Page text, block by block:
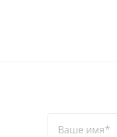
Ваше имя*